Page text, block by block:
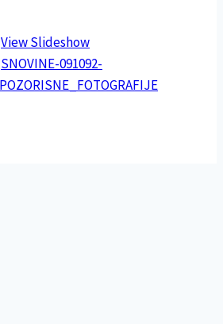
View Slideshow